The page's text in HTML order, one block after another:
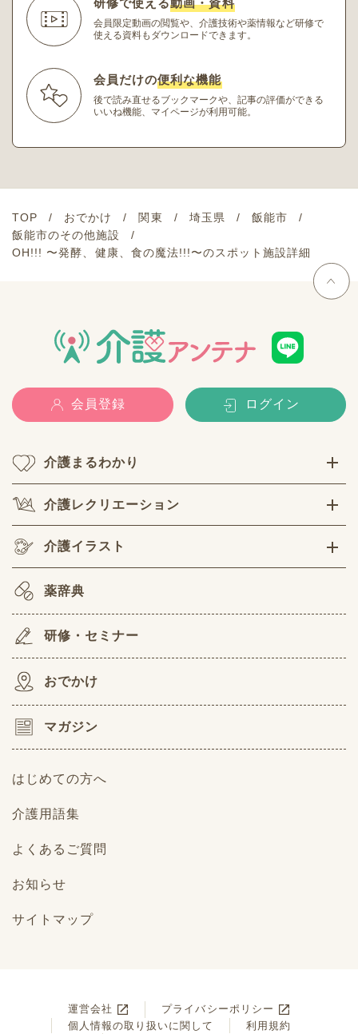
会員限定動画の閲覧や、介護技術や薬情報など研修で
使える資料もダウンロードできます。
会員だけの便利な機能
後で読み直せるブックマークや、記事の評価ができる
いいね機能、マイページが利用可能。
TOP おでかけ 関東 埼玉県
飯能市
飯能市のその他施設
OH!!! 〜発酵、健康、食の魔法!!!〜のスポット施設詳細
会員登録 ログイン
介護まるわかり
介護レクリエーション
介護イラスト
薬辞典
研修・セミナー
おでかけ
マガジン
はじめての方へ
介護用語集
よくあるご質問
お知らせ
サイトマップ
運営会社
プライバシーポリシー
個人情報の取り扱いに関して
利用規約